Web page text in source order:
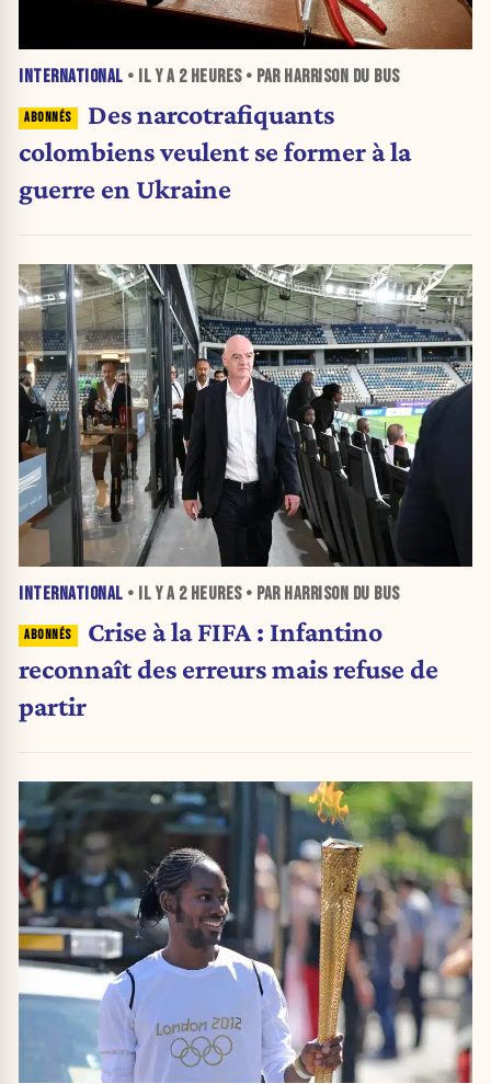
INTERNATIONAL • IL Y A 2 HEURES• PAR HARRISON DU BUS
Des narcotrafiquants
colombiens veulent se former à la
guerre en Ukraine
INTERNATIONAL • IL Y A 2 HEURES• PAR HARRISON DU BUS
Crise à la FIFA : Infantino
reconnaît des erreurs mais refuse de
partir